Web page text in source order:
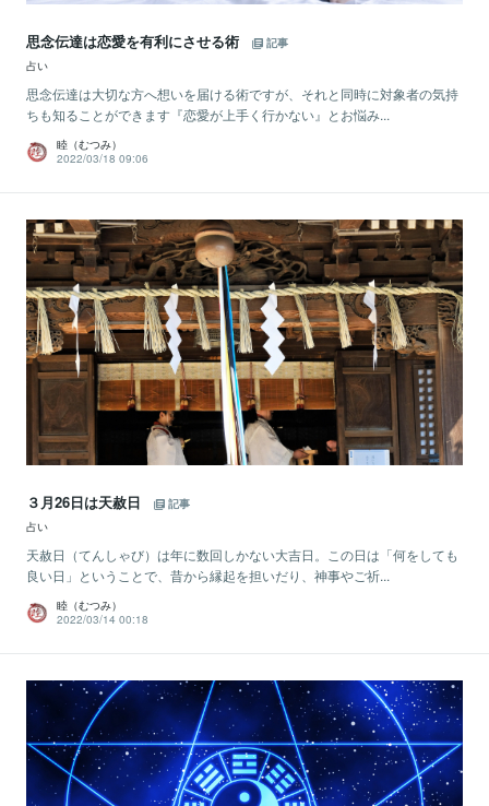
思念伝達は恋愛を有利にさせる術
記事
占い
思念伝達は大切な方へ想いを届ける術ですが、それと同時に対象者の気持
ちも知ることができます『恋愛が上手く行かない』とお悩み...
睦（むつみ）
2022/03/18 09:06
３月26日は天赦日
記事
占い
天赦日（てんしゃび）は年に数回しかない大吉日。この日は「何をしても
良い日」ということで、昔から縁起を担いだり、神事やご祈...
睦（むつみ）
2022/03/14 00:18